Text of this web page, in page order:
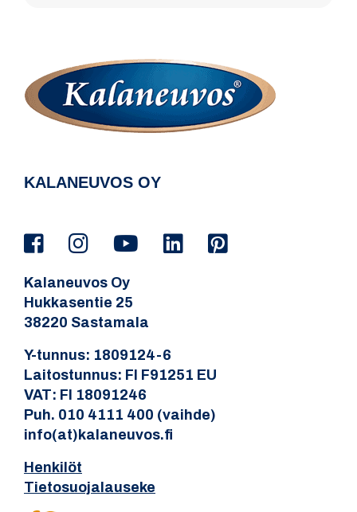
KALANEUVOS OY
Kalaneuvos Oy
Hukkasentie 25
38220 Sastamala
Y-tunnus: 1809124-6
Laitostunnus: FI F91251 EU
VAT: FI 18091246
Puh. 010 4111 400 (vaihde)
info(at)kalaneuvos.fi
Henkilöt
Tietosuojalauseke